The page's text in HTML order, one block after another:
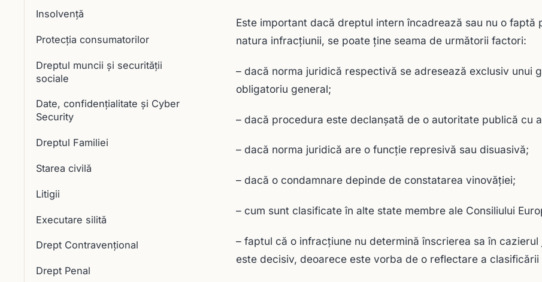
Insolvență
Protecția consumatorilor
Dreptul muncii și securității
sociale
Date, confidențialitate și Cyber
Security
Dreptul Familiei
Starea civilă
Litigii
Executare silită
Drept Contravențional
Drept Penal
Este important dacă dreptul intern încadrează sau nu o faptă
natura infracțiunii, se poate ţine seama de următorii factori:
– dacă norma juridică respectivă se adresează exclusiv unui
obligatoriu general;
– dacă procedura este declanşată de o autoritate publică cu
– dacă norma juridică are o funcţie represivă sau disuasivă;
– dacă o condamnare depinde de constatarea vinovăţiei;
– cum sunt clasificate în alte state membre ale Consiliului
– faptul că o infracţiune nu determină înscrierea sa în
este decisiv, deoarece este vorba de o reflectare a clasificării